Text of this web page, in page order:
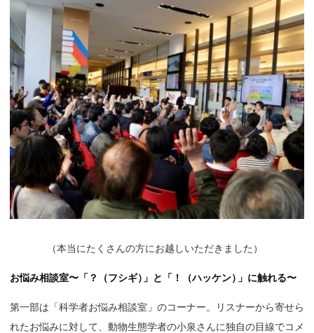
（本当にたくさんの方にお越しいただきました）
お悩み相談室〜「？（フシギ） 」と「！（ハッケン） 」に触れる〜
第一部は「科学者お悩み相談室」のコーナー。リスナーから寄せら
れたお悩みに対して、動物生態学者の小泉さんに独自の目線でコメ